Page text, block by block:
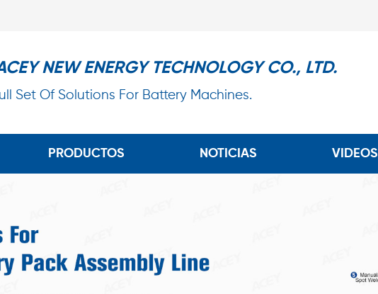
NEW ENERGY TECHNOLOGY CO., LTD.
Set Of Solutions For Battery Machines.
PRODUCTOS NOTICIAS VIDEOS